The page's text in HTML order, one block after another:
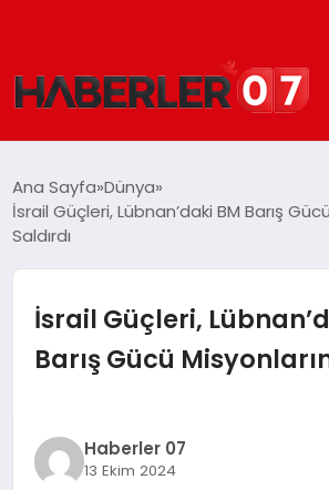
EKONOMI
EĞITIM
Ana Sayfa Dünya
İsrail Güçleri, Lübnan’daki BM Barış
Saldırdı
İsrail Güçleri,
Barış Gücü
Haberler 07
13 Ekim 2024